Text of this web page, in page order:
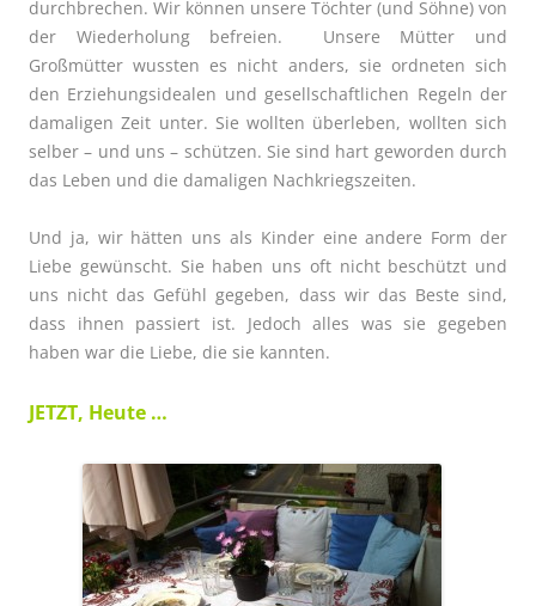
durchbrechen. Wir können unsere Töchter (und Söhne) von
der Wiederholung befreien. Unsere Mütter und
Großmütter wussten es nicht anders, sie ordneten sich
den Erziehungsidealen und gesellschaftlichen Regeln der
damaligen Zeit unter. Sie wollten überleben, wollten sich
selber – und uns – schützen. Sie sind hart geworden durch
das Leben und die damaligen Nachkriegszeiten.
Und ja, wir hätten uns als Kinder eine andere Form der
Liebe gewünscht. Sie haben uns oft nicht beschützt und
uns nicht das Gefühl gegeben, dass wir das Beste sind,
dass ihnen passiert ist. Jedoch alles was sie gegeben
haben war die Liebe, die sie kannten.
JETZT, Heute …